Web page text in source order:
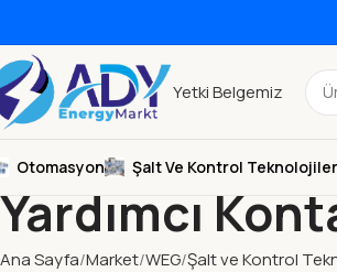
Yetki Belgemiz
Otomasyon Şalt Ve Kontrol
Yardımcı
Ana Sayfa Market WEG Şalt ve Kontrol